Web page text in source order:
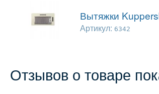
Вытяжки
Артикул: 6342
Отзывов о товаре